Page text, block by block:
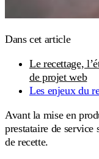
Dans cet article
Le recettage,
de projet web
Les enjeux du
Avant la mise en
prestataire de service
de recette.